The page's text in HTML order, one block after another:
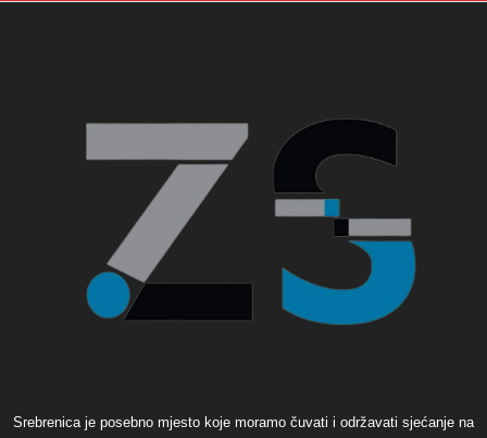
Srebrenica je posebno mjesto koje moramo čuvati i održavati sjećanje na